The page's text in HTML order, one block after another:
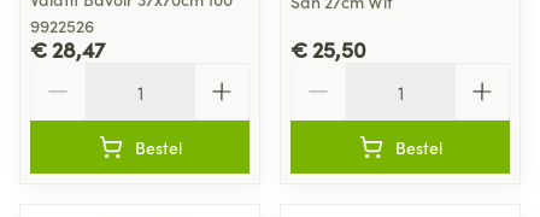
9922526
€ 28,47
Bestel
€ 25,50
Bestel